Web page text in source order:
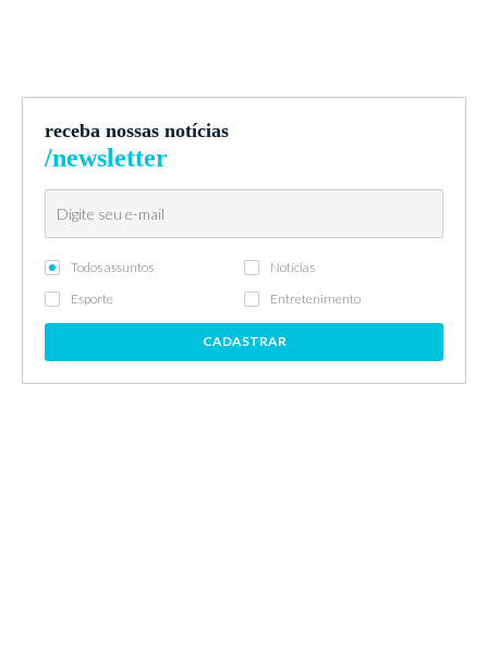
receba nossas notícias
/newsletter
Todos assuntos
Notícias
Esporte
Entretenimento
CADASTRAR